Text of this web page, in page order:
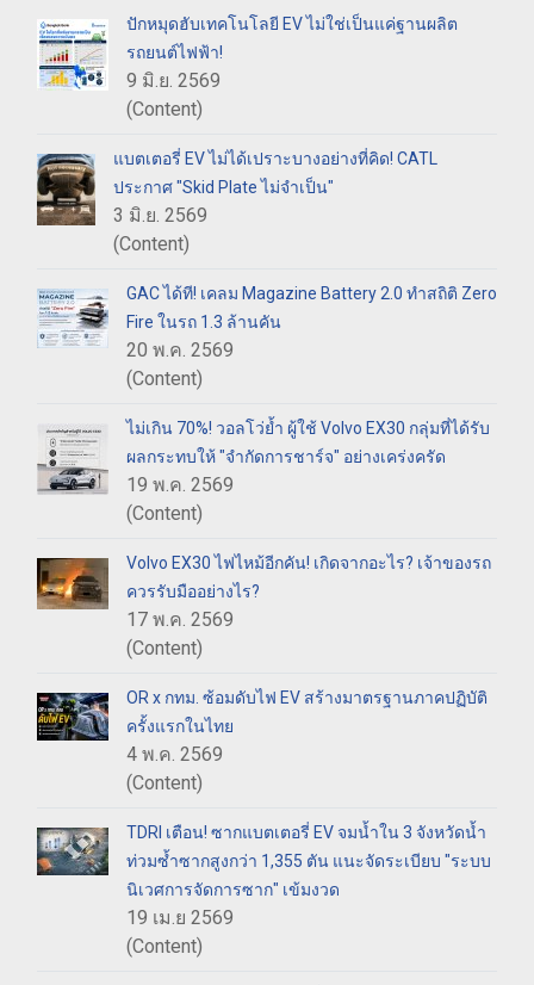
ปักหมุดฮับเทคโนโลยี EV ไม่ใช่เป็นแค่ฐานผลิต
รถยนต์ไฟฟ้า!
9 มิ.ย. 2569
(Content)
แบตเตอรี่ EV ไม่ได้เปราะบางอย่างที่คิด! CATL
ประกาศ "Skid Plate ไม่จำเป็น"
3 มิ.ย. 2569
(Content)
GAC ได้ที! เคลม Magazine Battery 2.0 ทำสถิติ Zero
Fire ในรถ 1.3 ล้านคัน
20 พ.ค. 2569
(Content)
ไม่เกิน 70%! วอลโว่ย้ำ ผู้ใช้ Volvo EX30 กลุ่มที่ได้รับ
ผลกระทบให้ "จำกัดการชาร์จ" อย่างเคร่งครัด
19 พ.ค. 2569
(Content)
Volvo EX30 ไฟไหม้อีกคัน! เกิดจากอะไร? เจ้าของรถ
ควรรับมืออย่างไร?
17 พ.ค. 2569
(Content)
OR x กทม. ซ้อมดับไฟ EV สร้างมาตรฐานภาคปฏิบัติ
ครั้งแรกในไทย
4 พ.ค. 2569
(Content)
TDRI เตือน! ซากแบตเตอรี่ EV จมน้ำใน 3 จังหวัดน้ำ
ท่วมซ้ำซากสูงกว่า 1,355 ตัน แนะจัดระเบียบ "ระบบ
นิเวศการจัดการซาก" เข้มงวด
19 เม.ย 2569
(Content)